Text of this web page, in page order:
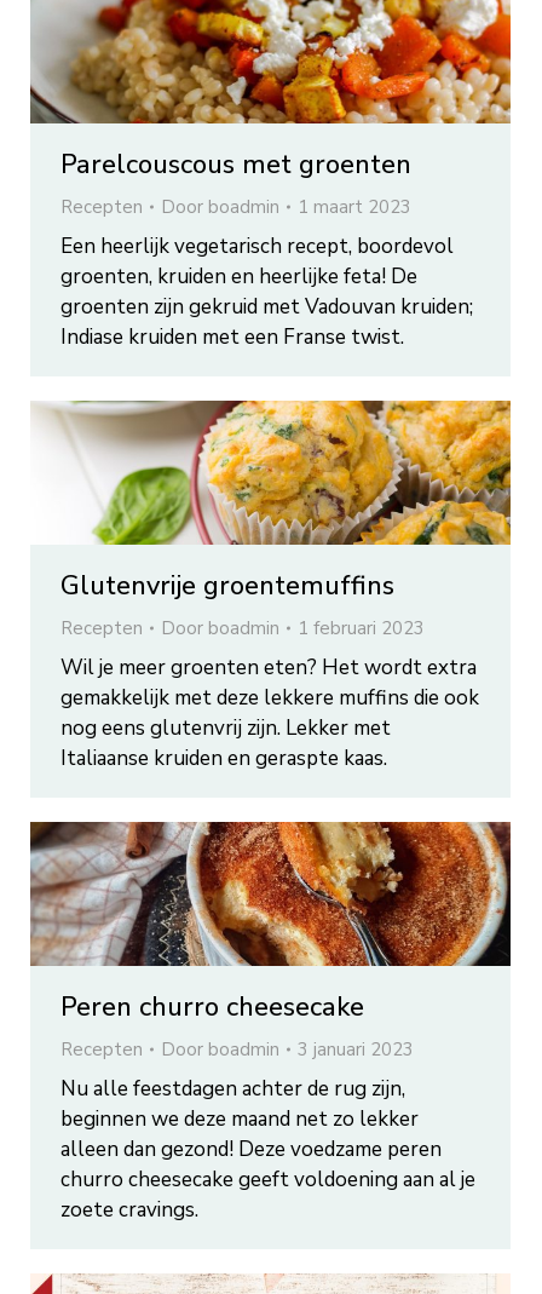
Parelcouscous met groenten
Recepten Door boadmin 1 maart 2023
Een heerlijk vegetarisch recept, boordevol
groenten, kruiden en heerlijke feta! De
groenten zijn gekruid met Vadouvan kruiden;
Indiase kruiden met een Franse twist.
Glutenvrije groentemuffins
Recepten Door boadmin 1 februari 2023
Wil je meer groenten eten? Het wordt extra
gemakkelijk met deze lekkere muffins die ook
nog eens glutenvrij zijn. Lekker met
Italiaanse kruiden en geraspte kaas.
Peren churro cheesecake
Recepten Door boadmin 3 januari 2023
Nu alle feestdagen achter de rug zijn,
beginnen we deze maand net zo lekker
alleen dan gezond! Deze voedzame peren
churro cheesecake geeft voldoening aan al je
zoete cravings.